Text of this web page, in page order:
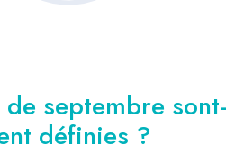
septembre sont-
définies ?